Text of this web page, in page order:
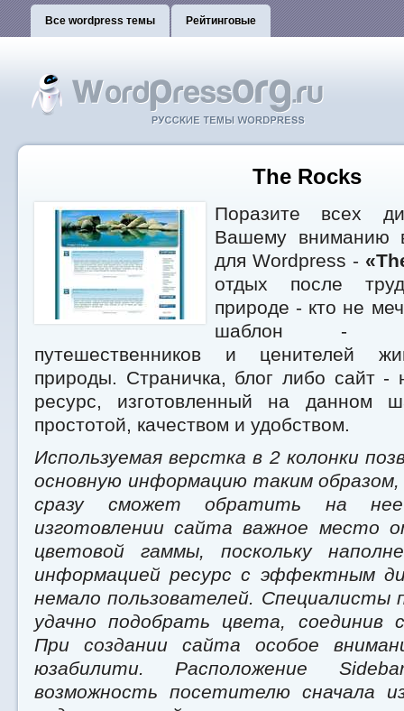
Все wordpress темы Рейтинговые
The Rocks
Поразите всех
Вашему вниманию
для Wordpress -
отдых после
природе - кто не
шаблон -
путешественников и ценителей
природы. Страничка, блог либо сайт -
ресурс, изготовленный на данном
простотой, качеством и удобством.
Используемая верстка в 2 колонки
основную информацию таким
сразу сможет обратить на
изготовлении сайта важное место
цветовой гаммы, поскольку
информацией ресурс с эффектным
немало пользователей. Специалисты
удачно подобрать цвета, соединив
При создании сайта особое
юзабилити. Расположение
возможность посетителю сначала